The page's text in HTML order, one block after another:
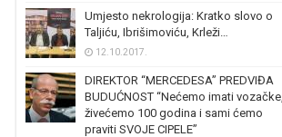
Umjesto nekrologija: Kratko slovo o
Taljiću, Ibrišimoviću, Krleži…
12.10.2017.
DIREKTOR “MERCEDESA” PREDVIĐA
BUDUĆNOST “Nećemo imati vozačke,
živećemo 100 godina i sami ćemo
praviti SVOJE CIPELE”